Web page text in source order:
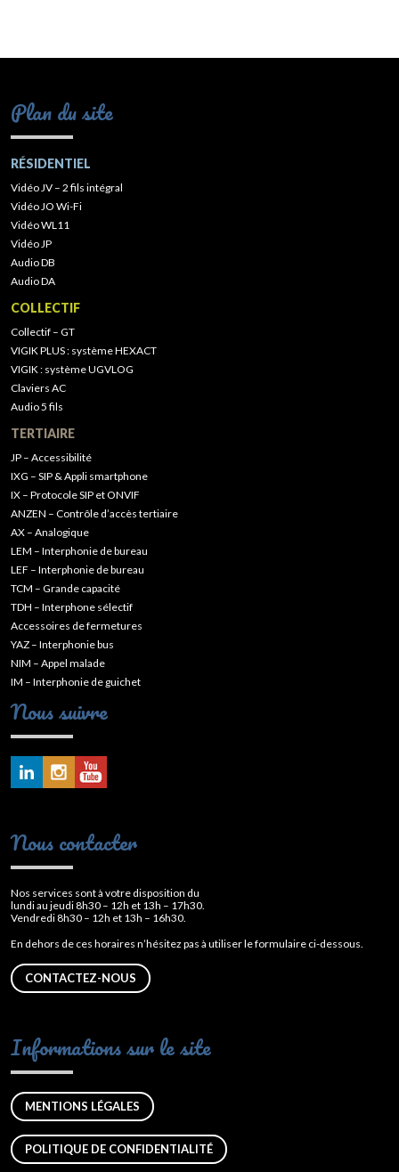
Plan du site
RÉSIDENTIEL
Vidéo JV – 2 fils intégral
Vidéo JO Wi-Fi
Vidéo WL11
Vidéo JP
Audio DB
Audio DA
COLLECTIF
Collectif – GT
VIGIK PLUS : système HEXACT
VIGIK : système UGVLOG
Claviers AC
Audio 5 fils
TERTIAIRE
JP – Accessibilité
IXG – SIP & Appli smartphone
IX – Protocole SIP et ONVIF
ANZEN – Contrôle d’accès tertiaire
AX – Analogique
LEM – Interphonie de bureau
LEF – Interphonie de bureau
TCM – Grande capacité
TDH – Interphone sélectif
Accessoires de fermetures
YAZ – Interphonie bus
NIM – Appel malade
IM – Interphonie de guichet
Nous suivre
Nous contacter
Nos services sont à votre disposition du
lundi au jeudi 8h30 – 12h et 13h – 17h30.
Vendredi 8h30 – 12h et 13h – 16h30.
En dehors de ces horaires n’hésitez pas à utiliser le formulaire ci-dessous.
CONTACTEZ-NOUS
Informations sur le site
MENTIONS LÉGALES
POLITIQUE DE CONFIDENTIALITÉ